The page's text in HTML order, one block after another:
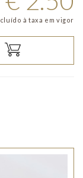
à taxa em vigor